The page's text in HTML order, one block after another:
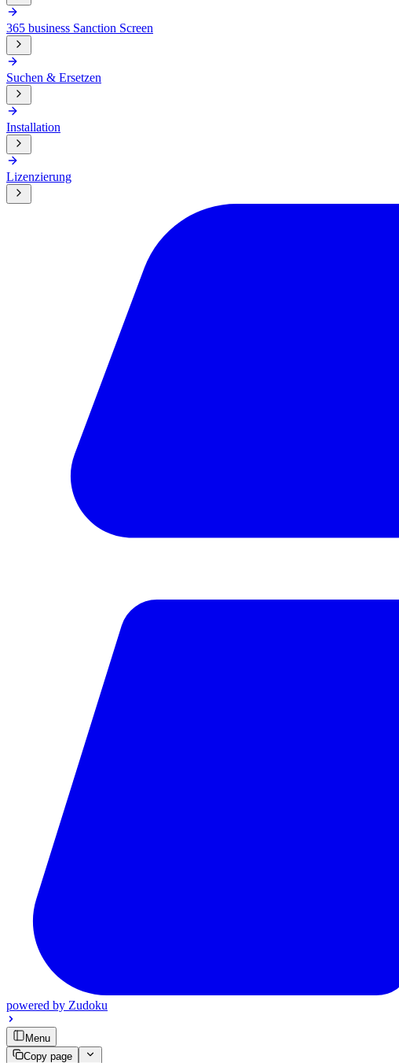
365 business Sanction Screen
Suchen & Ersetzen
Installation
Lizenzierung
powered by Zudoku
Menu
Copy page